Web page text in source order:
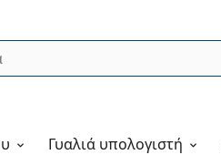
Γυαλιά υπολογιστή